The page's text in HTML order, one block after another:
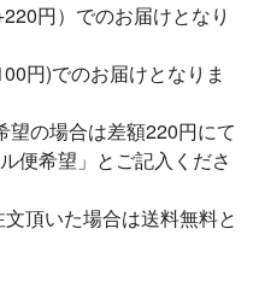
円）でのお届けとなり
円)でのお届けとなりま
の場合は差額220円にて
便希望」とご記入くださ
頂いた場合は送料無料と